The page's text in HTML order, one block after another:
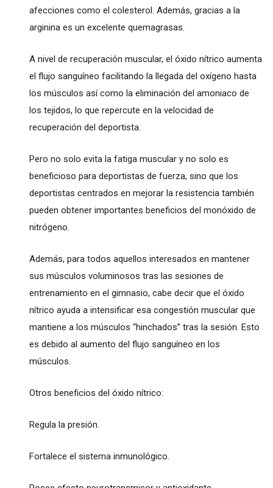
afecciones como el colesterol. Además, gracias a la
arginina es un excelente quemagrasas.
A nivel de recuperación muscular, el óxido nítrico aumenta
el flujo sanguíneo facilitando la llegada del oxígeno hasta
los músculos así como la eliminación del amoniaco de
los tejidos, lo que repercute en la velocidad de
recuperación del deportista.
Pero no solo evita la fatiga muscular y no solo es
beneficioso para deportistas de fuerza, sino que los
deportistas centrados en mejorar la resistencia también
pueden obtener importantes beneficios del monóxido de
nitrógeno.
Además, para todos aquellos interesados en mantener
sus músculos voluminosos tras las sesiones de
entrenamiento en el gimnasio, cabe decir que el óxido
nítrico ayuda a intensificar esa congestión muscular que
mantiene a los músculos “hinchados” tras la sesión. Esto
es debido al aumento del flujo sanguíneo en los
músculos.
Otros beneficios del óxido nítrico:
Regula la presión.
Fortalece el sistema inmunológico.